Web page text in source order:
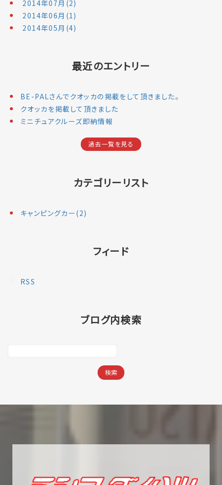
2014年07月(2)
2014年06月(1)
2014年05月(4)
最近のエントリー
BE-PALさんでクオッカの掲載をして頂きました。
クオッカを掲載して頂きました
ミニチュアクルーズ即納情報
過去一覧を見る
カテゴリーリスト
キャンピングカー(2)
フィード
RSS
ブログ内検索